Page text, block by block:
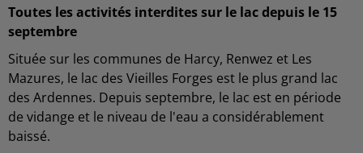
Toutes les activités interdites sur le lac depuis le 15
septembre
Située sur les communes de Harcy, Renwez et Les
Mazures, le lac des Vieilles Forges est le plus grand lac
des Ardennes. Depuis septembre, le lac est en période
de vidange et le niveau de l'eau a considérablement
baissé.